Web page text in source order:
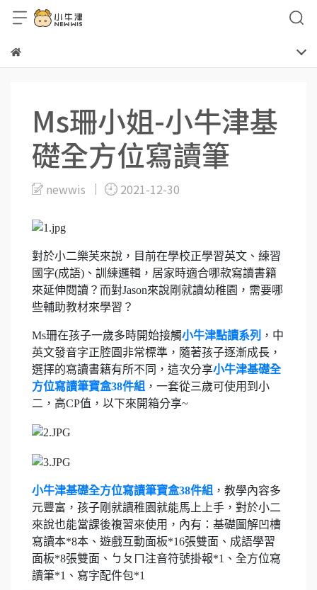
Ms珊小姐-小牛津基
礎全方位寫讀筆
newwis 2021-12-30
對於小二樂芙來說，目前在學校正學習英文、練習
國字(成語)、訓練邏輯，居家時適合哪款寫讀書籍
來延伸閱讀？而對Jason來說剛就讀幼稚園，需要哪
些輔助教材來學習？
Ms珊在孩子一歲多時開始接觸小牛津點讀系列 ，中
英文發音字正腔圓非常標準，隨著孩子逐漸成長，
選擇的寫讀書籍有所不同，這次分享小牛津基礎全
方位寫讀筆寶盒38件組 ，一套從三歲可使用到小
二，高CP值，以下來開箱分享~
小牛津基礎全方位寫讀筆寶盒38件組 ，教學內容多
元豐富，孩子剛就讀稚園就能馬上上手，對於小二
來說也能當課後複習來使用，內有：基礎圖解凹槽
寫讀本*8本、遊戲互動面板*16張雙面、成語學習
面板*8張雙面、ㄅㄆㄇ注音符號掛報*1、全方位寫
讀筆*1、寫字配件包*1